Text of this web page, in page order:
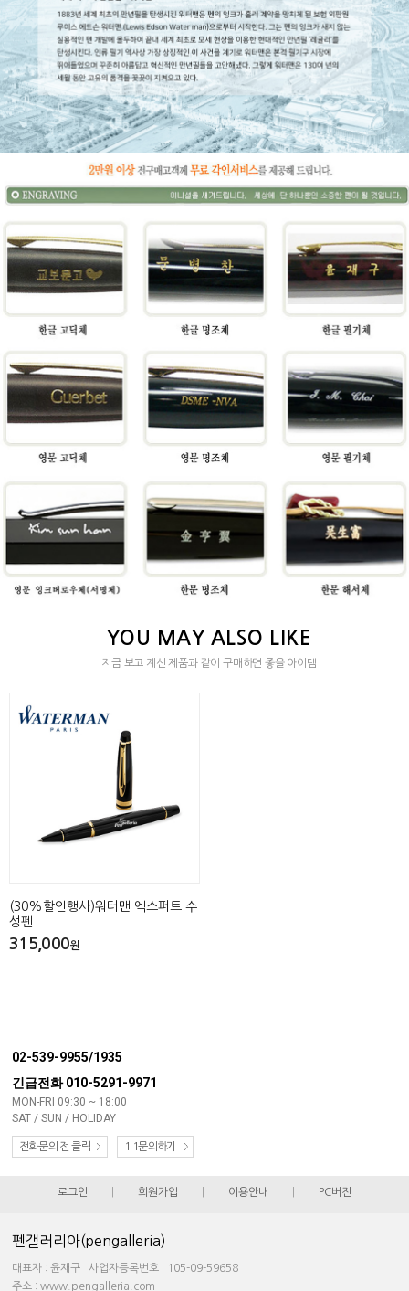
YOU MAY ALSO LIKE
지금 보고 계신 제품과 같이 구매하면 좋을 아이템
(30%할인행사)워터맨 엑스퍼트 수
성펜
315,000원
02-539-9955/1935
긴급전화 010-5291-9971
MON-FRI 09:30 ~ 18:00
SAT / SUN / HOLIDAY
전화문의 전 클릭 1:1문의하기
로그인 회원가입 이용안내 PC버전
펜갤러리아(pengalleria)
대표자 : 윤재구 사업자등록번호 : 105-09-59658
주소 : www.pengalleria.com